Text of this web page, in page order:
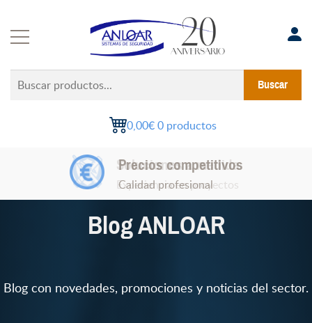
contenido
Buscar
productos...
Buscar
0,00€0 productos
Soluciones a medida
Experiencia en proyectos
Precios competitivos
Calidad profesional
Blog ANLOAR
Blog con novedades, promociones y noticias del sector.